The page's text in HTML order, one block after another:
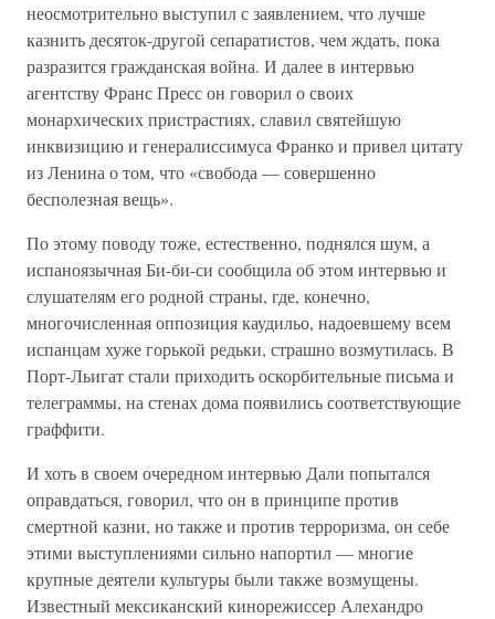
неосмотрительно выступил с заявлением, что лучше
казнить десяток-другой сепаратистов, чем ждать, пока
разразится гражданская война. И далее в интервью
агентству Франс Пресс он говорил о своих
монархических пристрастиях, славил святейшую
инквизицию и генералиссимуса Франко и привел цитату
из Ленина о том, что «свобода — совершенно
бесполезная вещь».
По этому поводу тоже, естественно, поднялся шум, а
испаноязычная Би-би-си сообщила об этом интервью и
слушателям его родной страны, где, конечно,
многочисленная оппозиция каудильо, надоевшему всем
испанцам хуже горькой редьки, страшно возмутилась. В
Порт-Льигат стали приходить оскорбительные письма и
телеграммы, на стенах дома появились соответствующие
граффити.
И хоть в своем очередном интервью Дали попытался
оправдаться, говорил, что он в принципе против
смертной казни, но также и против терроризма, он себе
этими выступлениями сильно напортил — многие
крупные деятели культуры были также возмущены.
Известный мексиканский кинорежиссер Алехандро